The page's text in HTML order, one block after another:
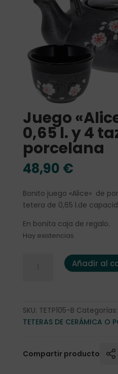
Juego
0,65 l. y 4
porcelana
48,90 €
Bonito juego «Alice» de
tetera de 0,65 l.de
En bonita caja de regalo.
Hay existencias
Juego "Alice" Tetera 0,65
Añadir al
SKU: TETP105-B Categorías:
TETERAS DE CERÁMICA O
Compartir producto